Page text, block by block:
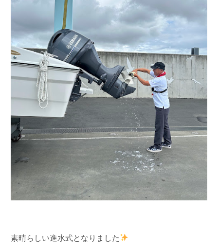
素晴らしい進水式となりました